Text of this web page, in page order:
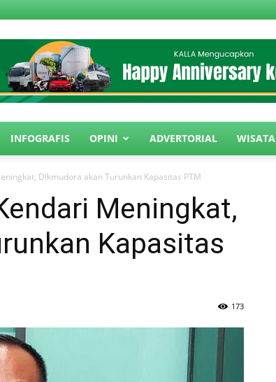
INFOGRAFIS OPINI ADVERTORIAL WISATA
Dikmudora akan Turunkan Kapasitas PTM
Meningkat,
Kapasitas
173